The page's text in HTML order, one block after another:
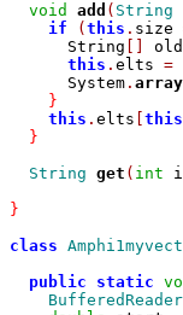
void
add ( String
if
( this . size
      String
old
this . elts =
      System
.
}
this . elts this
}
String get ( int i
}
class
public
static
BufferedReader